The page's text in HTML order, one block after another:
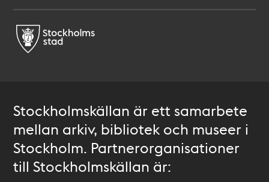
Stockholmskällan är ett samarbete
mellan arkiv, bibliotek och museer i
Stockholm. Partnerorganisationer
till Stockholmskällan är: